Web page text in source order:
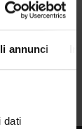
annunci
dati